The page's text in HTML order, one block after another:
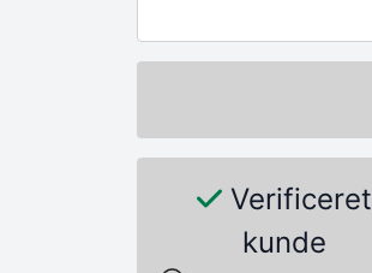
Verificeret
kunde